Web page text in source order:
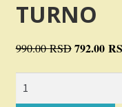
Novosti
O nama
TURNO
990.00RSD Originalna
792.00